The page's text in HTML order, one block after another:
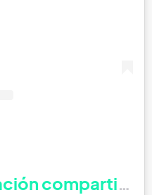
compartida